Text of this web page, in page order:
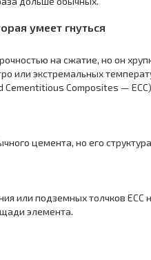
умеет гнуться
на сжатие, но он
или экстремальных
Cementitious Composites —
цемента, но его
или подземных толчков ECC
элемента.